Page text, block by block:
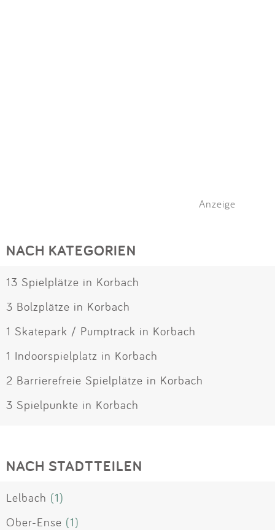
Anzeige
NACH KATEGORIEN
13 Spielplätze in Korbach
3 Bolzplätze in Korbach
1 Skatepark / Pumptrack in Korbach
1 Indoorspielplatz in Korbach
2 Barrierefreie Spielplätze in Korbach
3 Spielpunkte in Korbach
NACH STADTTEILEN
Lelbach (1)
Ober-Ense (1)